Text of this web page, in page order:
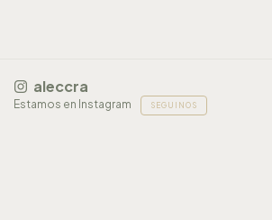
aleccra
Estamos en Instagram SEGUINOS